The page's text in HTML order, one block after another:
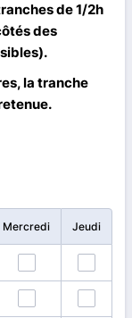
de 1/2h
des
la tranche
Mercredi Jeudi